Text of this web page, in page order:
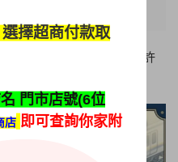
鐵？除了起薪穩定，還有許
業比不上的。
擇超商付款取
門市店號(6位
店 即可查詢你家附